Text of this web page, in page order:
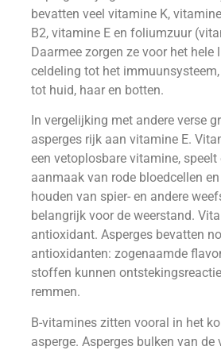
bevatten veel vitamine K,
B2, vitamine E en foliumzuur
Daarmee zorgen ze voor het hele
celdeling tot het
tot huid, haar en botten.
In vergelijking met andere verse
asperges rijk aan vitamine E.
een vetoplosbare vitamine, speelt
aanmaak van rode bloedcellen
houden van spier- en andere
belangrijk voor de weerstand.
antioxidant. Asperges bevatten
antioxidanten: zogenaamde
stoffen kunnen
remmen.
B-vitamines zitten vooral in het
asperge. Asperges bulken van